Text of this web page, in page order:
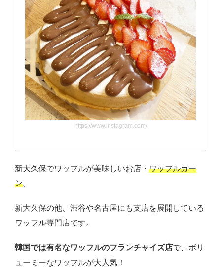
https://www.instagram.com/
新大久保でワッフルが美味しいお店・ ワッフルカー
ン。
新大久保の他、渋谷や名古屋にも支店を展開している
ワッフル専門店です。
韓国では有名なワッフルのフランチャイズ店で、ボリ
ューミーなワッフルが大人気！